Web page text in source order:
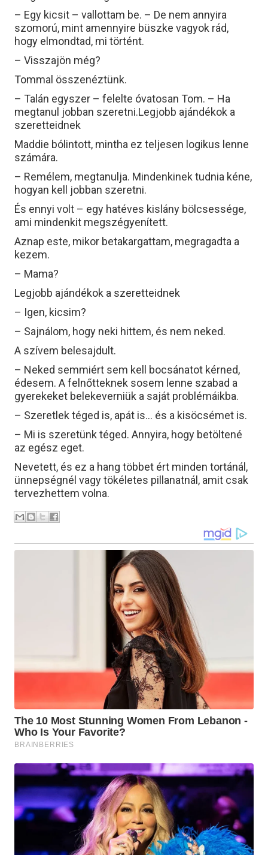
– Egy kicsit – vallottam be. – De nem annyira
szomorú, mint amennyire büszke vagyok rád,
hogy elmondtad, mi történt.
– Visszajön még?
Tommal összenéztünk.
– Talán egyszer – felelte óvatosan Tom. – Ha
megtanul jobban szeretni.Legjobb ajándékok a
szeretteidnek
Maddie bólintott, mintha ez teljesen logikus lenne
számára.
– Remélem, megtanulja. Mindenkinek tudnia kéne,
hogyan kell jobban szeretni.
És ennyi volt – egy hatéves kislány bölcsessége,
ami mindenkit megszégyenített.
Aznap este, mikor betakargattam, megragadta a
kezem.
– Mama?
Legjobb ajándékok a szeretteidnek
– Igen, kicsim?
– Sajnálom, hogy neki hittem, és nem neked.
A szívem belesajdult.
– Neked semmiért sem kell bocsánatot kérned,
édesem. A felnőtteknek sosem lenne szabad a
gyerekeket belekeverniük a saját problémáikba.
– Szeretlek téged is, apát is… és a kisöcsémet is.
– Mi is szeretünk téged. Annyira, hogy betöltené
az egész eget.
Nevetett, és ez a hang többet ért minden tortánál,
ünnepségnél vagy tökéletes pillanatnál, amit csak
tervezhettem volna.